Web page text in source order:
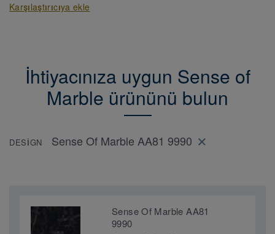
Karşılaştırıcıya ekle
İhtiyacınıza uygun Sense of
Marble ürününü bulun
DESIGN Sense Of Marble AA81 9990
Sense Of Marble AA81
9990